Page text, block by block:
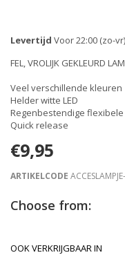
Levertijd Voor 22:00 (zo-
FEL, VROLIJK GEKLEURD
Veel verschillende kleuren
Helder witte LED
Regenbestendige
Quick release
€9,95
ARTIKELCODE
Choose from:
OOK VERKRIJGBAAR IN